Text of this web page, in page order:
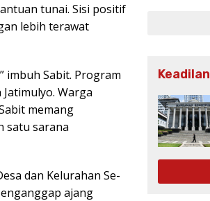
tunai. Sisi positif
lebih terawat
imbuh Sabit. Program
Warga
memang
satu sarana
dan Kelurahan Se-
ajang
Keadilan